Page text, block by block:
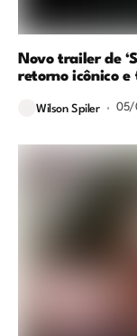
Novo trailer de
retorno icônico
Wilson Spiler 05/